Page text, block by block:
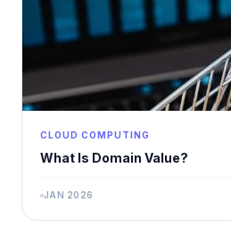
CLOUD COMPUTING
What Is Domain Value?
JAN 2026